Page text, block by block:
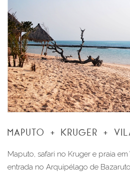
MAPUTO + KRUGER +
Maputo, safari no Kruger e praia
entrada no Arquipélago de